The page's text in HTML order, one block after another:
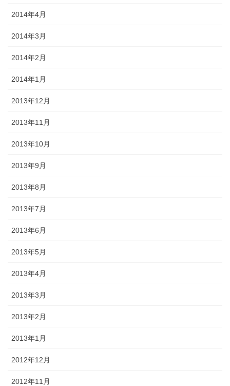
2014年4月
2014年3月
2014年2月
2014年1月
2013年12月
2013年11月
2013年10月
2013年9月
2013年8月
2013年7月
2013年6月
2013年5月
2013年4月
2013年3月
2013年2月
2013年1月
2012年12月
2012年11月